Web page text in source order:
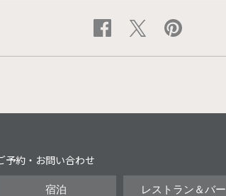
予約・お問い合わせ
宿泊 レストラン＆バー